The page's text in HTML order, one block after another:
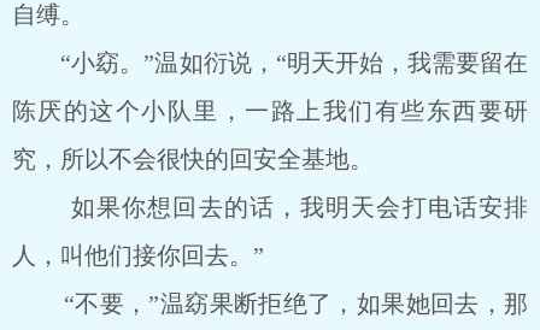
自缚。
“小窈。”温如衍说，“明天开始，我需要留在
陈厌的这个小队里，一路上我们有些东西要研
究，所以不会很快的回安全基地。
如果你想回去的话，我明天会打电话安排
人，叫他们接你回去。”
“不要，”温窈果断拒绝了，如果她回去，那